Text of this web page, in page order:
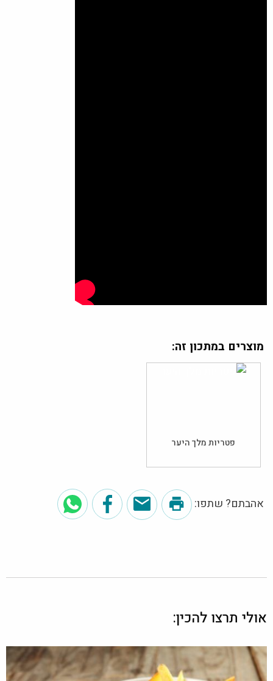
מוצרים במתכון זה:
פטריות מלך היער
אהבתם? שתפו:
אולי תרצו להכין: